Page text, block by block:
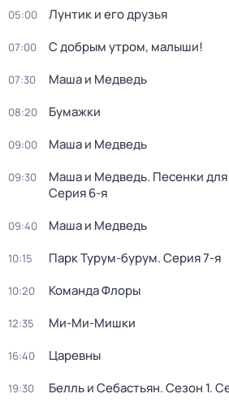
05:00 Лунтик и его друзья
07:00 С добрым утром, малыши!
07:30 Маша и Медведь
08:20 Бумажки
09:00 Маша и Медведь
09:30 Маша и Медведь. Песенки
Серия 6-я
09:40 Маша и Медведь
10:15 Парк Турум-бурум. Серия 7-я
10:20 Команда Флоры
12:35 Ми-Ми-Мишки
16:40 Царевны
19:30 Белль и Себастьян. Сезон 1.